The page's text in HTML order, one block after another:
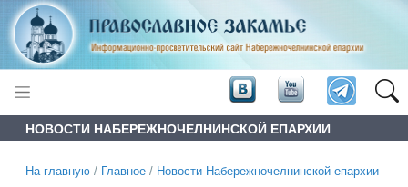
НОВОСТИ НАБЕРЕЖНОЧЕЛНИНСКОЙ ЕПАРХИИ
На главную / Главное / Новости Набережночелнинской епархии